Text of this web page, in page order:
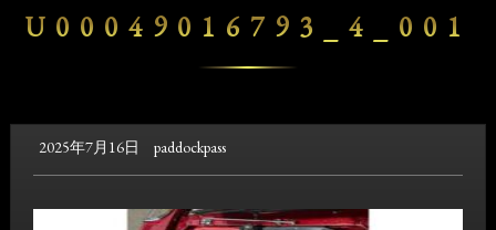
U00049016793_4_001
2025年7月16日 paddockpass